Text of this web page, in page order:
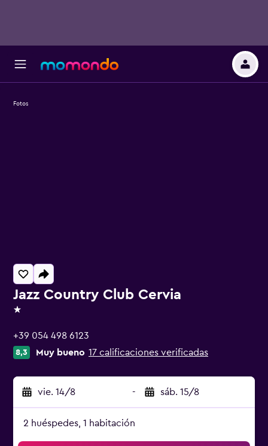
Jazz Country Club Cervia
1 estrella
+39 054 498 6123
8,3 Muy bueno 17 calificaciones verificadas
vie. 14/8 - sáb. 15/8
2 huéspedes, 1 habitación
Fotos